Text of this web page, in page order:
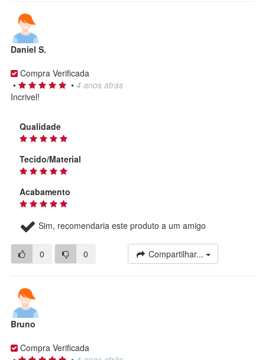
Daniel S.
Compra Verificada
•
• 4 anos atrás
Incrivel!
Qualidade
Tecido/Material
Acabamento
Sim, recomendaria este produto a um amigo
0 0 Compartilhar...
Bruno
Compra Verificada